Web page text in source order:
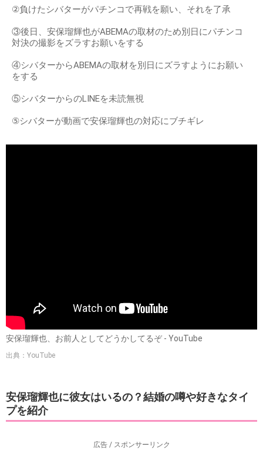
②負けたシバターがパチンコで再戦を願い、それを了承
③後日、安保瑠輝也がABEMAの取材のため別日にパチンコ
対決の撮影をズラすお願いをする
④シバターからABEMAの取材を別日にズラすようにお願い
をする
⑤シバターからのLINEを未読無視
⑤シバターが動画で安保瑠輝也の対応にブチギレ
安保瑠輝也、お前人としてどうかしてるぞ - YouTube
出典：YouTube
安保瑠輝也に彼女はいるの？結婚の噂や好きなタイ
プを紹介
広告 / スポンサーリンク